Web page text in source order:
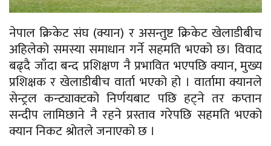
नेपाल क्रिकेट संघ (क्यान) र असन्तुष्ट क्रिकेट खेलाडीबीच
अहिलेको समस्या समाधान गर्ने सहमति भएको छ। विवाद
बढ्दै जाँदा बन्द प्रशिक्षण नै प्रभावित भएपछि क्यान, मुख्य
प्रशिक्षक र खेलाडीबीच वार्ता भएको हो । वार्तामा क्यानले
सेन्ट्रल कन्ट्याक्टको निर्णयबाट पछि हट्ने तर कप्तान
सन्दीप लामिछाने नै रहने प्रस्ताव गरेपछि सहमति भएको
क्यान निकट श्रोतले जनाएको छ ।